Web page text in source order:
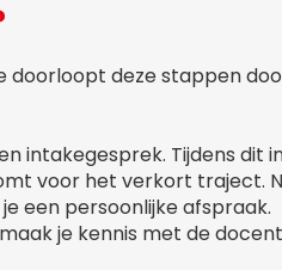
doorloopt deze stappen
intakegesprek. Tijdens dit
voor het verkort traject.
een persoonlijke afspraak.
je kennis met de